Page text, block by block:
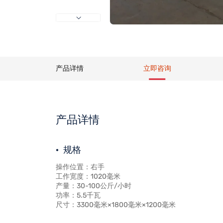
产品详情 立即咨询
产品详情
规格
操作位置：右手
工作宽度：1020毫米
产量：30-100公斤/小时
功率：5.5千瓦
尺寸：3300毫米×1800毫米×1200毫米